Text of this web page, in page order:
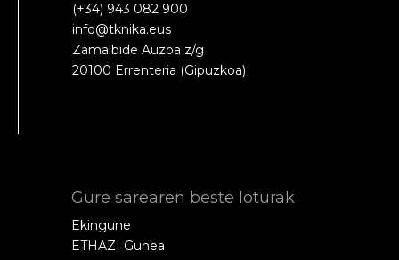
(+34) 943 082 900
info@tknika.eus
Zamalbide Auzoa z/g
20100 Errenteria (Gipuzkoa)
Gure sarearen beste loturak
Ekingune
ETHAZI Gunea